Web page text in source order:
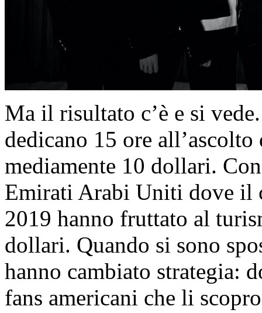
Ma il risultato c’è e si
dedicano 15 ore
mediamente 10 dollari.
Emirati Arabi Uniti dove il
2019 hanno fruttato al
dollari. Quando si sono
hanno cambiato strategia:
fans americani che li